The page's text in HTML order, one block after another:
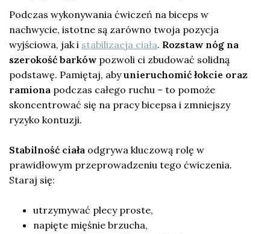
Podczas wykonywania ćwiczeń na biceps w
nachwycie, istotne są zarówno twoja pozycja
wyjściowa, jak i stabilizacja ciała. Rozstaw nóg na
szerokość barków pozwoli ci zbudować solidną
podstawę. Pamiętaj, abyunieruchomić łokcie oraz
ramiona podczas całego ruchu – to pomoże
skoncentrować się na pracy bicepsa i zmniejszy
ryzyko kontuzji.
Stabilność ciała odgrywa kluczową rolę w
prawidłowym przeprowadzeniu tego ćwiczenia.
Staraj się:
utrzymywać plecy proste,
napięte mięśnie brzucha,